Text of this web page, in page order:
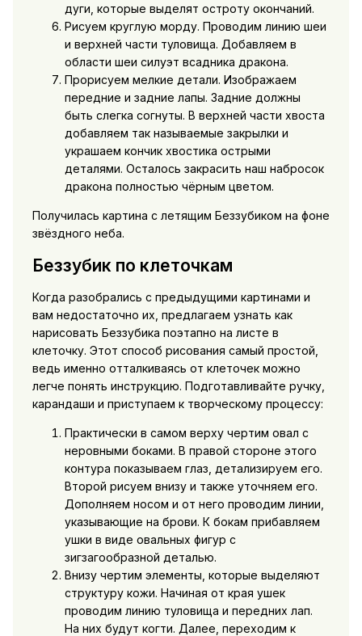
дуги, которые выделят остроту окончаний.
Рисуем круглую морду. Проводим линию шеи
и верхней части туловища. Добавляем в
области шеи силуэт всадника дракона.
Прорисуем мелкие детали. Изображаем
передние и задние лапы. Задние должны
быть слегка согнуты. В верхней части хвоста
добавляем так называемые закрылки и
украшаем кончик хвостика острыми
деталями. Осталось закрасить наш набросок
дракона полностью чёрным цветом.
Получилась картина с летящим Беззубиком на фоне
звёздного неба.
Беззубик по клеточкам
Когда разобрались с предыдущими картинами и
вам недостаточно их, предлагаем узнать как
нарисовать Беззубика поэтапно на листе в
клеточку. Этот способ рисования самый простой,
ведь именно отталкиваясь от клеточек можно
легче понять инструкцию. Подготавливайте ручку,
карандаши и приступаем к творческому процессу:
Практически в самом верху чертим овал с
неровными боками. В правой стороне этого
контура показываем глаз, детализируем его.
Второй рисуем внизу и также уточняем его.
Дополняем носом и от него проводим линии,
указывающие на брови. К бокам прибавляем
ушки в виде овальных фигур с
зигзагообразной деталью.
Внизу чертим элементы, которые выделяют
структуру кожи. Начиная от края ушек
проводим линию туловища и передних лап.
На них будут когти. Далее, переходим к